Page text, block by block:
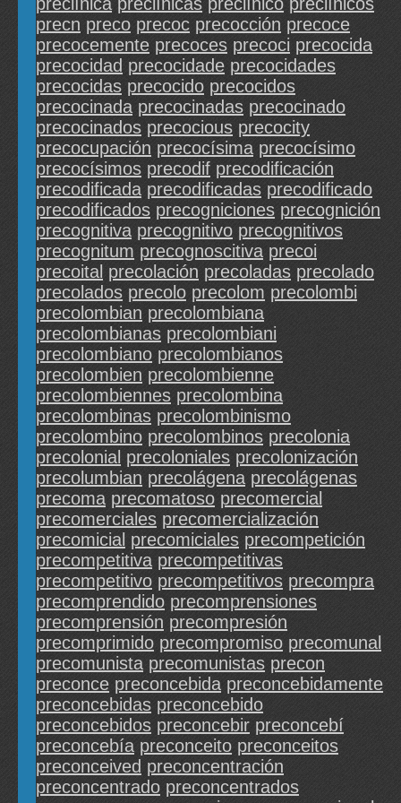
precn preco precoc precocción precoce
precocemente precoces precoci precocida
precocidad precocidade precocidades
precocidas precocido precocidos
precocinada precocinadas precocinado
precocinados precocious precocity
precocupación precocísima precocísimo
precocísimos precodif precodificación
precodificada precodificadas precodificado
precodificados precogniciones precognición
precognitiva precognitivo precognitivos
precognitum precognoscitiva precoi
precoital precolación precoladas precolado
precolados precolo precolom precolombi
precolombian precolombiana
precolombianas precolombiani
precolombiano precolombianos
precolombien precolombienne
precolombiennes precolombina
precolombinas precolombinismo
precolombino precolombinos precolonia
precolonial precoloniales precolonización
precolumbian precolágena precolágenas
precoma precomatoso precomercial
precomerciales precomercialización
precomicial precomiciales precompetición
precompetitiva precompetitivas
precompetitivo precompetitivos precompra
precomprendido precomprensiones
precomprensión precompresión
precomprimido precompromiso precomunal
precomunista precomunistas precon
preconce preconcebida preconcebidamente
preconcebidas preconcebido
preconcebidos preconcebir preconcebí
preconcebía preconceito preconceitos
preconceived preconcentración
preconcentrado preconcentrados